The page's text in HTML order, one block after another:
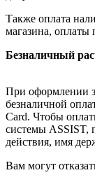
Также оплата
магазина, оплаты
Безналичный
При оформлении
безналичной
Card. Чтобы
системы ASSIST,
действия, имя
Вам могут